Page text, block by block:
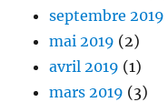
septembre 2019
mai 2019 (2)
avril 2019 (1)
mars 2019 (3)